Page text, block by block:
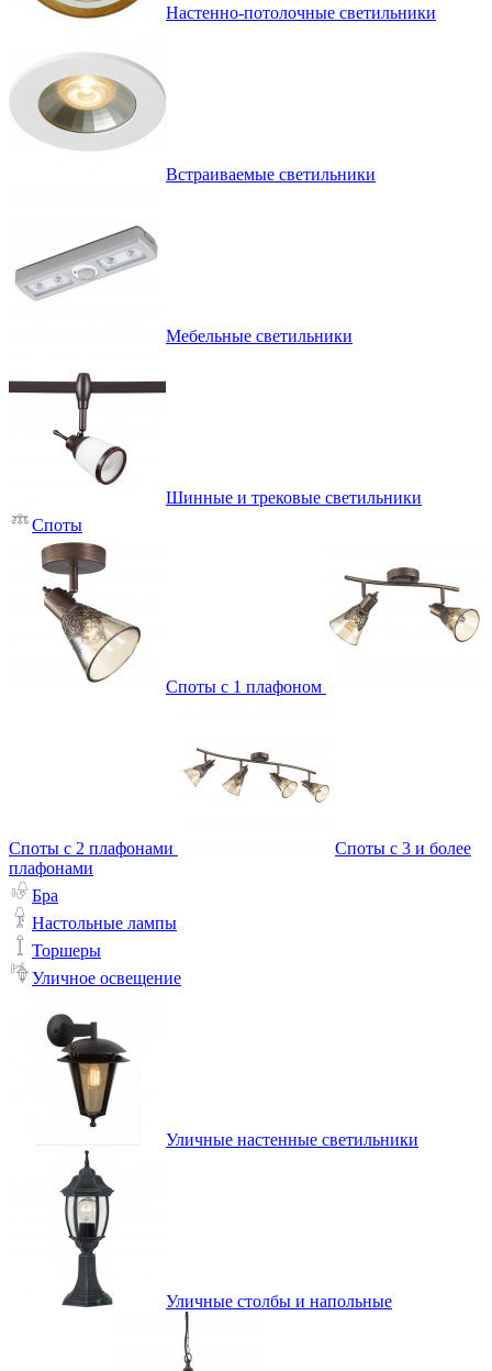
Настенно-потолочные светильники
Встраиваемые светильники
Мебельные светильники
Шинные и трековые светильники
Споты
Споты с 1 плафоном
Споты с 2 плафонами
Споты с 3 и более
плафонами
Бра
Настольные лампы
Торшеры
Уличное освещение
Уличные настенные светильники
Уличные столбы и напольные